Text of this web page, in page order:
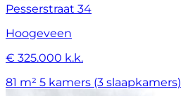
Pesserstraat 34
Hoogeveen
€ 325.000 k.k.
81 m² 5 kamers (3 slaapkamers)